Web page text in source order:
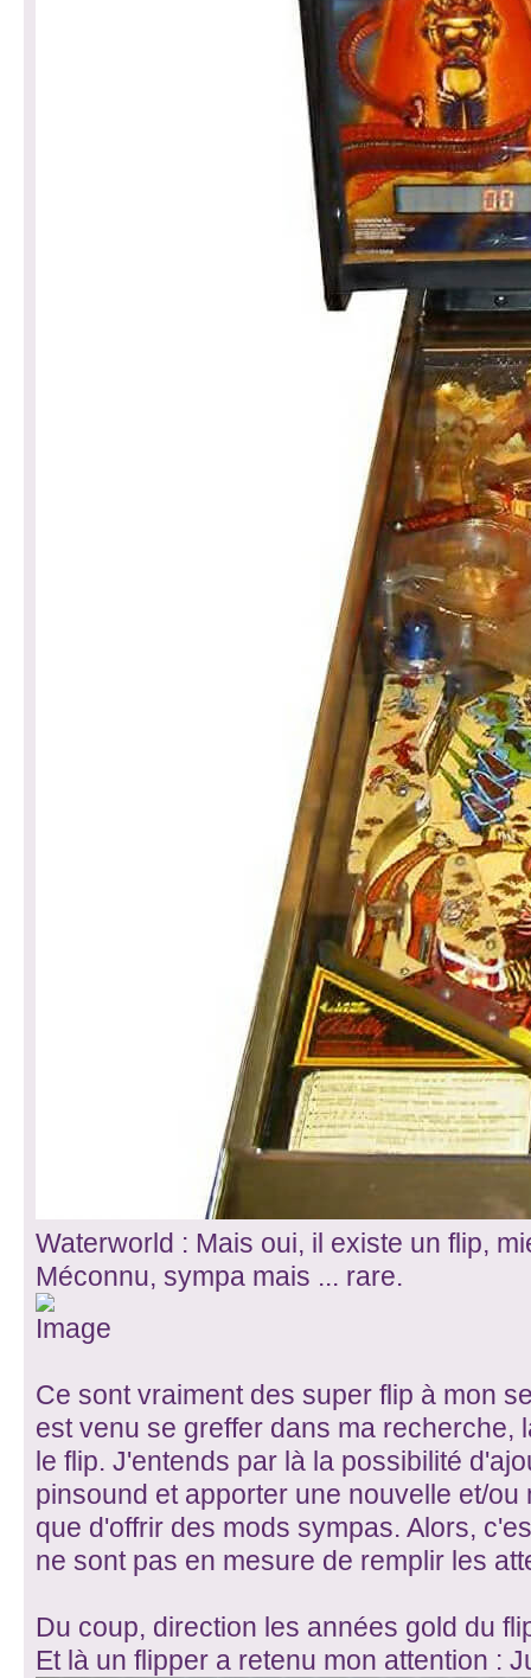
Waterworld : Mais oui, il existe un flip,
Méconnu, sympa mais ... rare.
Ce sont vraiment des super flip à mon
est venu se greffer dans ma recherche,
le flip. J'entends par là la possibilité
pinsound et apporter une nouvelle et/
que d'offrir des mods sympas. Alors,
ne sont pas en mesure de remplir les
Du coup, direction les années gold du
Et là un flipper a retenu mon attention :